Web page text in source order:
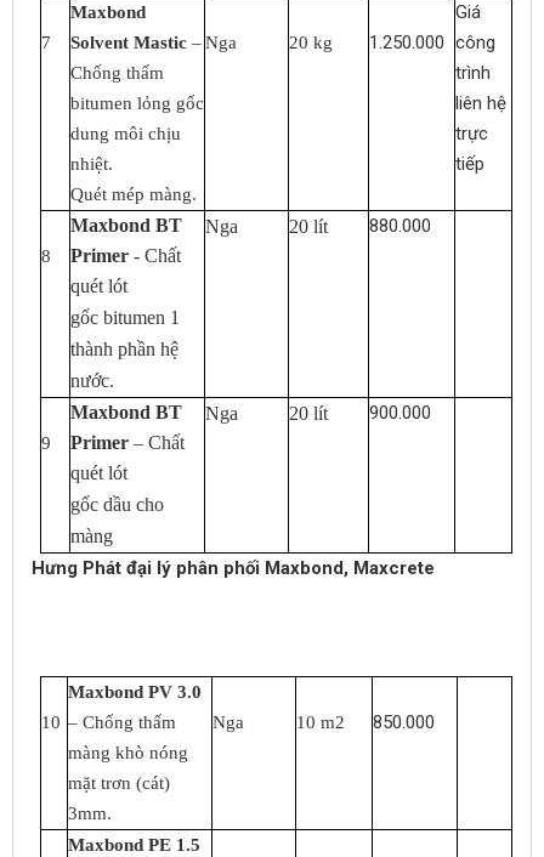
7
Maxbond
Solvent Mastic –
Chống thấm
bitumen lỏng gốc
dung môi chịu
nhiệt.
Quét mép màng.
Nga 20 kg 1.250.000
Giá
công
trình
liên hệ
trực
tiếp
8
Maxbond BT
Primer - Chất
quét lót
gốc bitumen 1
thành phần hệ
nước.
Nga 20 lít 880.000
9
Maxbond BT
Primer – Chất
quét lót
gốc dầu cho
màng
Nga 20 lít 900.000
Hưng Phát đại lý phân phối Maxbond, Maxcrete
10
Maxbond PV 3.0
– Chống thấm
màng khò nóng
mặt trơn (cát)
3mm.
Nga 10 m2 850.000
Maxbond PE 1.5